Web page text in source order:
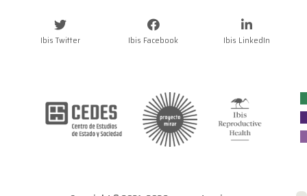
Ibis Twitter Ibis Facebook Ibis LinkedIn